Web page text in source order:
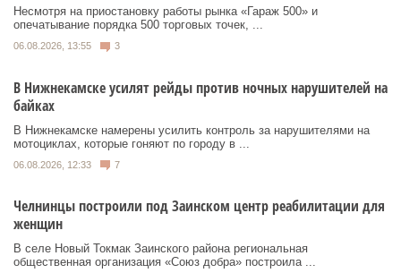
Несмотря на приостановку работы рынка «Гараж 500» и
опечатывание порядка 500 торговых точек, ...
06.08.2026, 13:55 3
В Нижнекамске усилят рейды против ночных нарушителей на
байках
В Нижнекамске намерены усилить контроль за нарушителями на
мотоциклах, которые гоняют по городу в ...
06.08.2026, 12:33 7
Челнинцы построили под Заинском центр реабилитации для
женщин
В селе Новый Токмак Заинского района региональная
общественная организация «Союз добра» построила ...